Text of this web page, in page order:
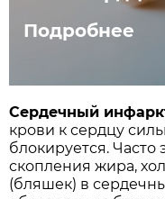
Подробнее
Сердечный
крови к сердцу
блокируется. Часто
скопления жира,
(бляшек) в